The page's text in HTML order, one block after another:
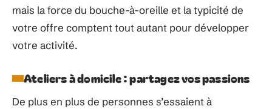
mais la force du bouche-à-oreille et la typicité de
votre offre comptent tout autant pour développer
votre activité.
Ateliers à domicile : partagez vos passions
De plus en plus de personnes s’essaient à